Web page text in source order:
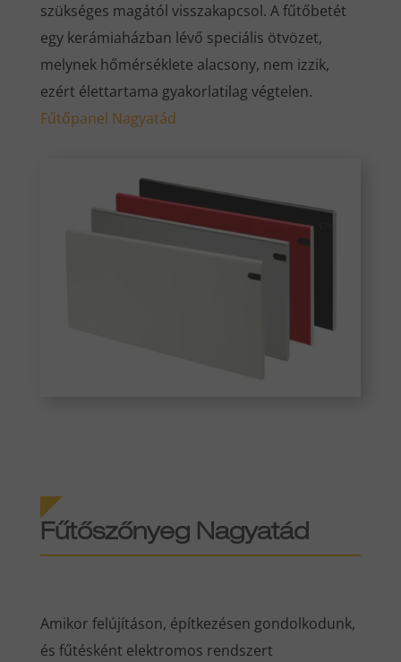
szükséges magától visszakapcsol. A fűtőbetét
egy kerámiaházban lévő speciális ötvözet,
melynek hőmérséklete alacsony, nem izzik,
ezért élettartama gyakorlatilag végtelen.
Fűtőpanel Nagyatád
Fűtőszőnyeg Nagyatád
Amikor felújításon, építkezésen gondolkodunk,
és fűtésként elektromos rendszert